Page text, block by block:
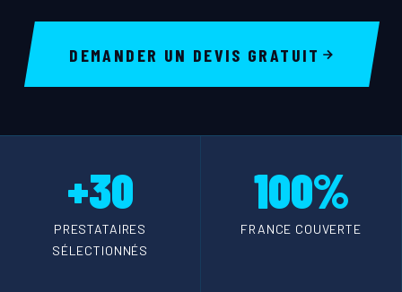
DEMANDER UN DEVIS GRATUIT
+30
PRESTATAIRES
SÉLECTIONNÉS
100%
FRANCE COUVERTE